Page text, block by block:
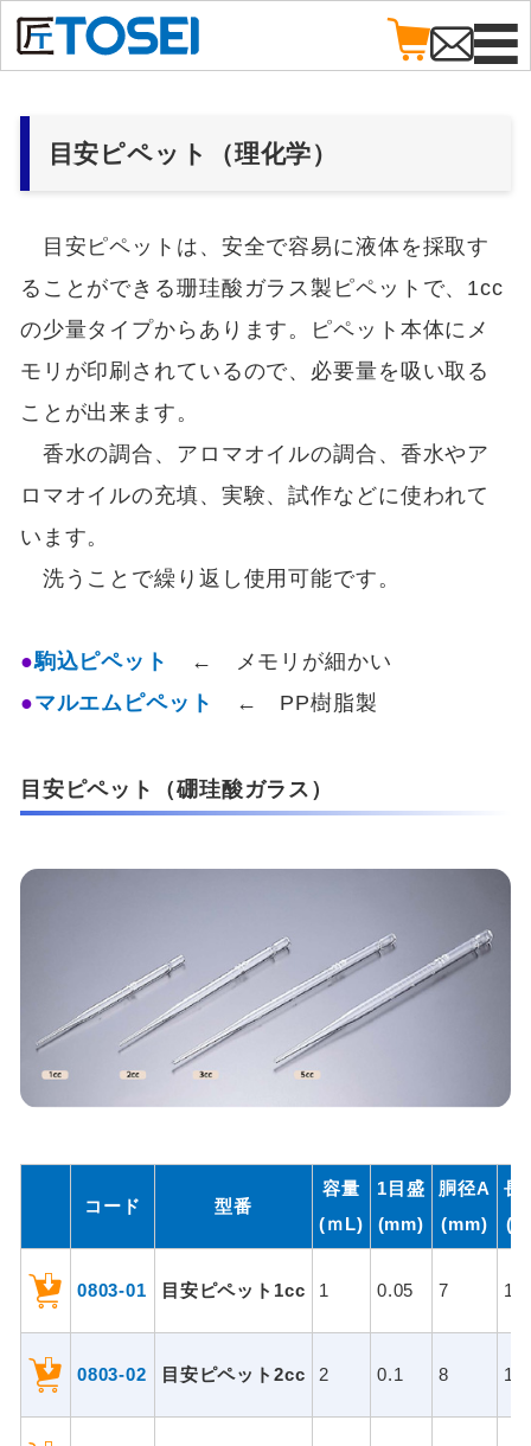
目安ピペット（理化学）
目安ピペットは、安全で容易に液体を採取す
ることができる珊珪酸ガラス製ピペットで、1cc
の少量タイプからあります。ピペット本体にメ
モリが印刷されているので、必要量を吸い取る
ことが出来ます。
香水の調合、アロマオイルの調合、香水やア
ロマオイルの充填、実験、試作などに使われて
います。
洗うことで繰り返し使用可能です。
駒込ピペット
← メモリが細かい
マルエムピペット
← PP樹脂製
目安ピペット（硼珪酸ガラス）
コード 型番
容量
(ｍL)
1目盛
(mm)
胴径A
(mm)
長
0803-01 目安ピペット1cc 1 0.05 7
0803-02 目安ピペット2cc 2 0.1 8